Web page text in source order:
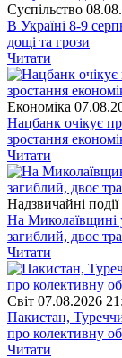
Суспiльство
В Україні 8-9
дощі та грози
Читати
Економіка
Нацбанк очікує
зростання
Читати
Надзвичайні події
На Миколаївщині
загиблий, двоє
Читати
Свiт 07.08.2026
Пакистан,
про колективну
Читати